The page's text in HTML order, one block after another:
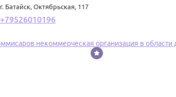
г. Батайск, Октябрьская, 117
+79526010196